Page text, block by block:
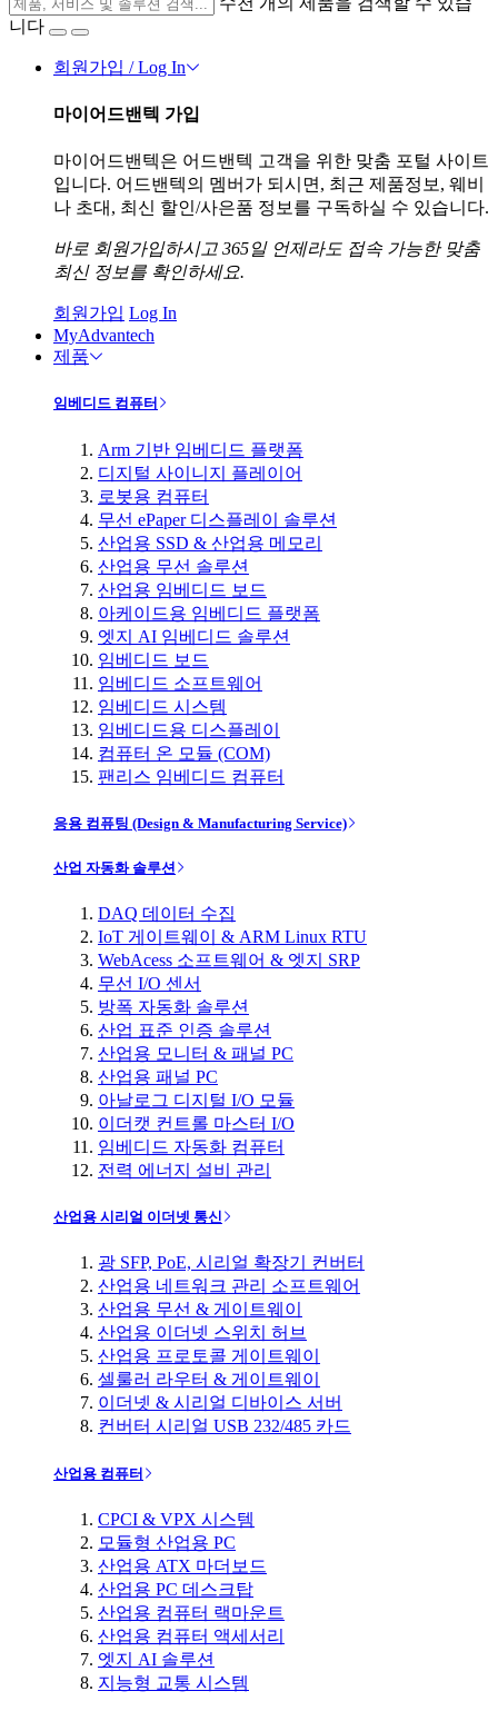
니다
회원가입 / Log In
마이어드밴텍 가입
마이어드밴텍은 어드밴텍 고객을 위한 맞춤 포털 사이트
입니다. 어드밴텍의 멤버가 되시면, 최근 제품정보, 웨비
나 초대, 최신 할인/사은품 정보를 구독하실 수 있습니다.
바로 회원가입하시고 365일 언제라도 접속 가능한 맞춤
최신 정보를 확인하세요.
회원가입 Log In
MyAdvantech
제품
임베디드 컴퓨터
Arm 기반 임베디드 플랫폼
디지털 사이니지 플레이어
로봇용 컴퓨터
무선 ePaper 디스플레이 솔루션
산업용 SSD & 산업용 메모리
산업용 무선 솔루션
산업용 임베디드 보드
아케이드용 임베디드 플랫폼
엣지 AI 임베디드 솔루션
임베디드 보드
임베디드 소프트웨어
임베디드 시스템
임베디드용 디스플레이
컴퓨터 온 모듈 (COM)
팬리스 임베디드 컴퓨터
응용 컴퓨팅 (Design & Manufacturing Service)
산업 자동화 솔루션
DAQ 데이터 수집
IoT 게이트웨이 & ARM Linux RTU
WebAcess 소프트웨어 & 엣지 SRP
무선 I/O 센서
방폭 자동화 솔루션
산업 표준 인증 솔루션
산업용 모니터 & 패널 PC
산업용 패널 PC
아날로그 디지털 I/O 모듈
이더캣 컨트롤 마스터 I/O
임베디드 자동화 컴퓨터
전력 에너지 설비 관리
산업용 시리얼 이더넷 통신
광 SFP, PoE, 시리얼 확장기 컨버터
산업용 네트워크 관리 소프트웨어
산업용 무선 & 게이트웨이
산업용 이더넷 스위치 허브
산업용 프로토콜 게이트웨이
셀룰러 라우터 & 게이트웨이
이더넷 & 시리얼 디바이스 서버
컨버터 시리얼 USB 232/485 카드
산업용 컴퓨터
CPCI & VPX 시스템
모듈형 산업용 PC
산업용 ATX 마더보드
산업용 PC 데스크탑
산업용 컴퓨터 랙마운트
산업용 컴퓨터 액세서리
엣지 AI 솔루션
지능형 교통 시스템